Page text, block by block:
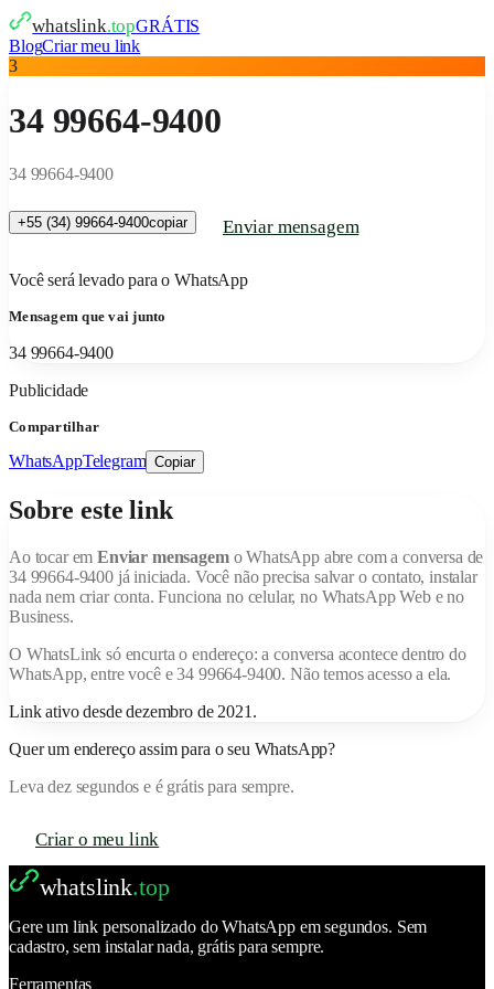
whatslink.topGRÁTIS
BlogCriar meu link
3
34 99664-9400
34 99664-9400
+55 (34) 99664-9400copiar Enviar mensagem
Você será levado para o WhatsApp
Mensagem que vai junto
34 99664-9400
Publicidade
Compartilhar
WhatsAppTelegram Copiar
Sobre este link
Ao tocar emEnviar mensagem o WhatsApp abre com a conversa de
34 99664-9400já iniciada. Você não precisa salvar o contato, instalar
nada nem criar conta. Funciona no celular, no WhatsApp Web e no
Business.
O WhatsLink só encurta o endereço: a conversa acontece dentro do
WhatsApp, entre você e34 99664-9400. Não temos acesso a ela.
Link ativo desde dezembro de 2021 .
Quer um endereço assim para o seu WhatsApp?
Leva dez segundos e é grátis para sempre.
Criar o meu link
whatslink.top
Gere um link personalizado do WhatsApp em segundos. Sem
cadastro, sem instalar nada, grátis para sempre.
Ferramentas